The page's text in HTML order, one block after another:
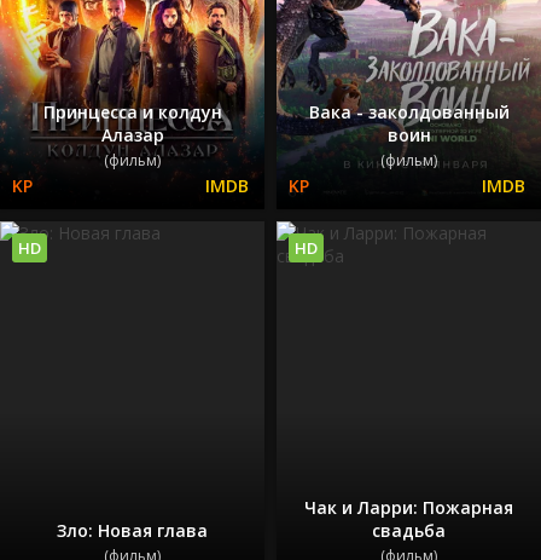
Принцесса и колдун
Алазар
(фильм)
Вака - заколдованный
воин
(фильм)
Зло: Новая глава
(фильм)
HD
Чак и Ларри: Пожарная
свадьба
(фильм)
HD